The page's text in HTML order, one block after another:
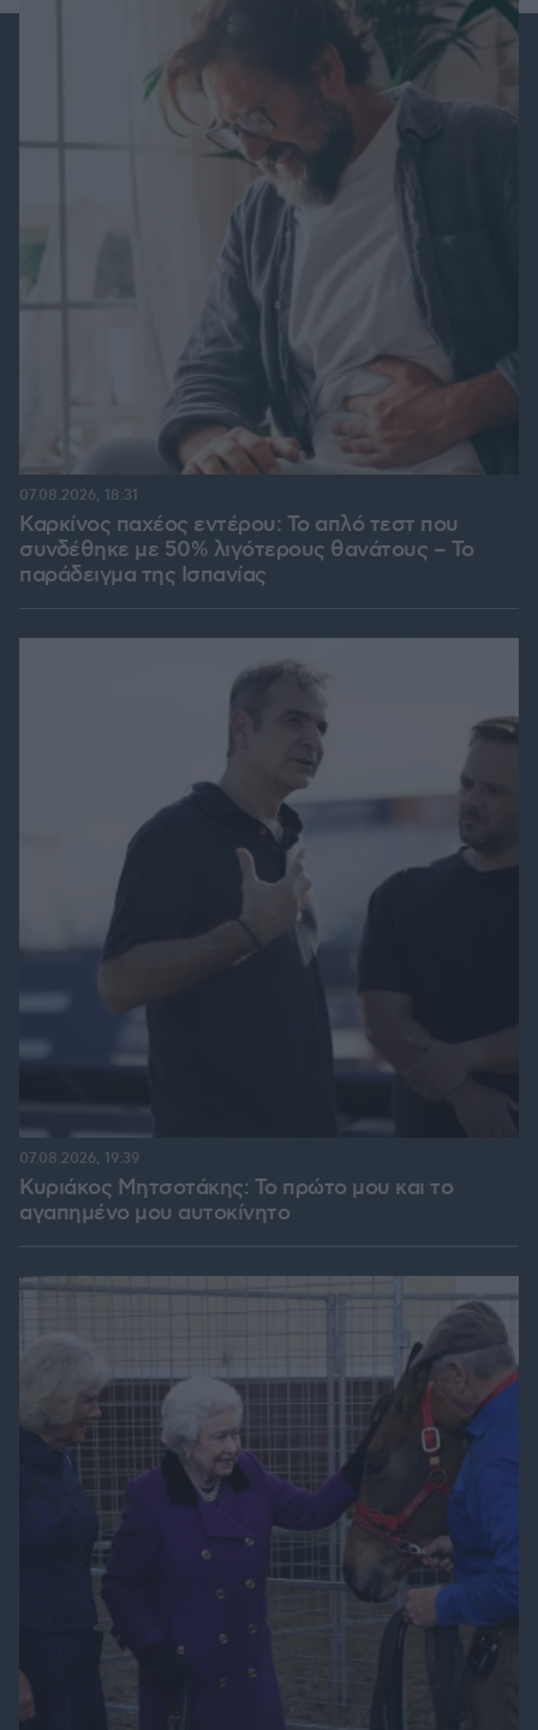
Καρκίνος παχέος εντέρου: Το απλό τεστ που
συνδέθηκε με 50% λιγότερους θανάτους – Το
παράδειγμα της Ισπανίας
07.08.2026, 18:31
Κυριάκος Μητσοτάκης: Το πρώτο μου και το
αγαπημένο μου αυτοκίνητο
07.08.2026, 19:39